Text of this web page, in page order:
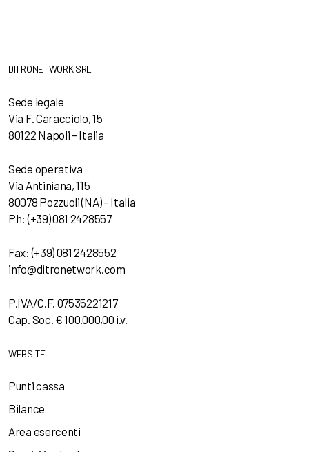
DITRONETWORK SRL
Sede legale
Via F. Caracciolo, 15
80122 Napoli – Italia
Sede operativa
Via Antiniana, 115
80078 Pozzuoli (NA) – Italia
Ph: (+39) 081 2428557
Fax: (+39) 081 2428552
info@ditronetwork.com
P.IVA/C.F. 07535221217
Cap. Soc. € 100.000,00 i.v.
WEBSITE
Punti cassa
Bilance
Area esercenti